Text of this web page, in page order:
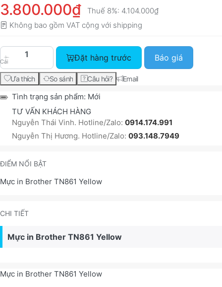
3.800.000₫ Thuế 8%: 4.104.000₫
Không bao gồm VAT cộng với shipping
Cái Đặt hàng trước Báo giá
Ưa thích So sánh Câu hỏi? Email
Tình trạng sản phẩm: Mới
TƯ VẤN KHÁCH HÀNG
Nguyễn Thái Vinh. Hotline/Zalo: 0914.174.991
Nguyễn Thị Hương. Hotline/Zalo: 093.148.7949
ĐIỂM NỔI BẬT
Mực in Brother TN861 Yellow
CHI TIẾT
Mực in Brother TN861 Yellow
Mực in Brother TN861 Yellow